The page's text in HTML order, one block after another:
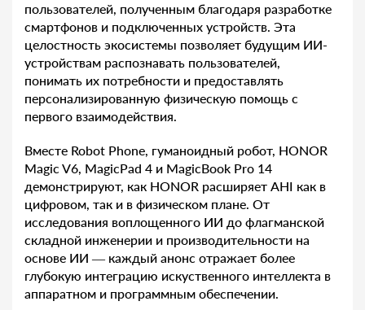
пользователей, полученным благодаря разработке
смартфонов и подключенных устройств. Эта
целостность экосистемы позволяет будущим ИИ-
устройствам распознавать пользователей,
понимать их потребности и предоставлять
персонализированную физическую помощь с
первого взаимодействия.
Вместе Robot Phone, гуманоидный робот, HONOR
Magic V6, MagicPad 4 и MagicBook Pro 14
демонстрируют, как HONOR расширяет AHI как в
цифровом, так и в физическом плане. От
исследования воплощенного ИИ до флагманской
складной инженерии и производительности на
основе ИИ — каждый анонс отражает более
глубокую интеграцию искуственного интеллекта в
аппаратном и программным обеспечении.